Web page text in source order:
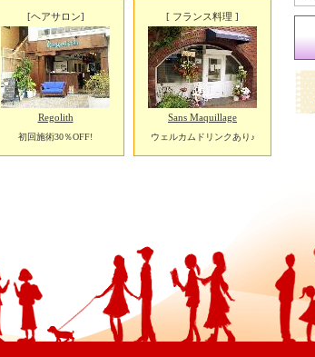
[ヘアサロン]
Regolith
初回施術30％OFF!
[ フランス料理 ]
Sans Maquillage
ウェルカムドリンクあり♪